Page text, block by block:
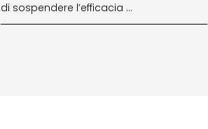
di sospendere l’efficacia …